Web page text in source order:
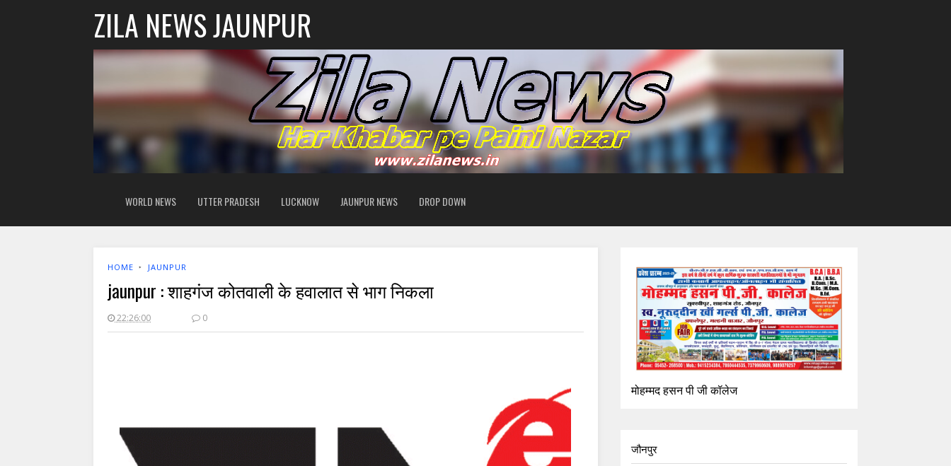
ZILA NEWS JAUNPUR
WORLD NEWS UTTER PRADESH LUCKNOW JAUNPUR NEWS DROP DOWN
HOME ‣ JAUNPUR
jaunpur : शाहगंज कोतवाली के हवालात से भाग निकला
22:26:00 0
मोहम्मद हसन पी जी कॉलेज
जौनपुर